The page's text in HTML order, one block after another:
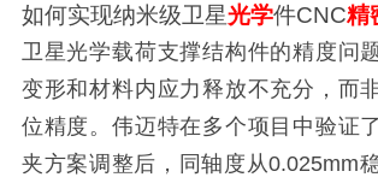
如何实现纳米级卫星光学件CNC精
卫星光学载荷支撑结构件的精度问
变形和材料内应力释放不充分，而
位精度。伟迈特在多个项目中验证
夹方案调整后，同轴度从0.025mm